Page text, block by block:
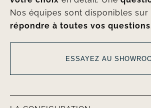
Nos équipes sont disponibles
répondre à toutes vos
ESSAYEZ AU